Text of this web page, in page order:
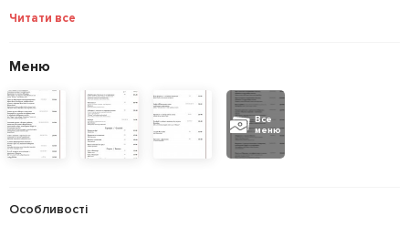
Читати все
Меню
Все
меню
Особливості